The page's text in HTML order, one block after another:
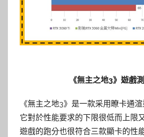
《無主之地3》遊戲
《無主之地3》是一款采用瞭卡通
它對於性能要求的下限很低而上限
遊戲的跑分也很符合三款顯卡的性